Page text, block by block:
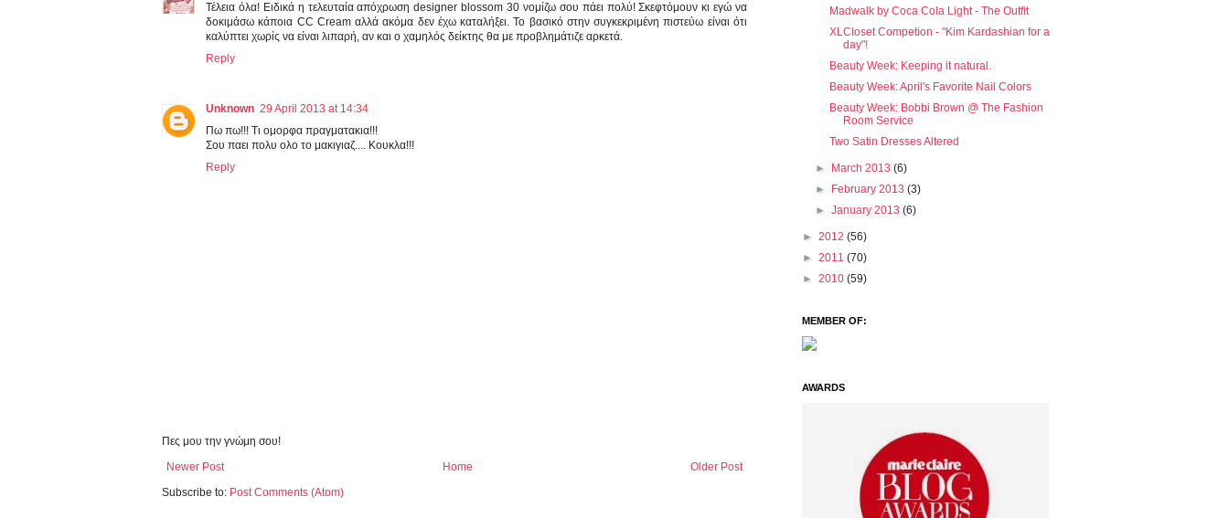
Τέλεια όλα! Ειδικά η τελευταία απόχρωση designer blossom 30 νομίζω σου πάει πολύ! Σκεφτόμουν κι εγώ να
δοκιμάσω κάποια CC Cream αλλά ακόμα δεν έχω καταλήξει. Το βασικό στην συγκεκριμένη πιστεύω είναι ότι
καλύπτει χωρίς να είναι λιπαρή, αν και ο χαμηλός δείκτης θα με προβλημάτιζε αρκετά.
Reply
Unknown 29 April 2013 at 14:34
Πω πω!!! Τι ομορφα πραγματακια!!!
Σου παει πολυ ολο το μακιγιαζ.... Κουκλα!!!
Reply
Πες μου την γνώμη σου!
Newer Post
Older Post
Home
Subscribe to: Post Comments (Atom)
Madwalk by Coca Cola Light - The Outfit
XLCloset Competion - "Kim Kardashian for a
day"!
Beauty Week: Keeping it natural.
Beauty Week: April's Favorite Nail Colors
Beauty Week: Bobbi Brown @ The Fashion
Room Service
Two Satin Dresses Altered
► March 2013(6)
►
February 2013(3)
►January 2013(6)
► 2012 (56)
► 2011 (70)
► 2010 (59)
MEMBER OF:
AWARDS